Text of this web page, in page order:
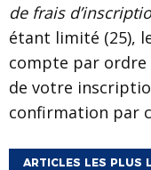
de frais
étant limité (25),
compte par ordre
de votre
confirmation par
ARTICLES LES PLUS